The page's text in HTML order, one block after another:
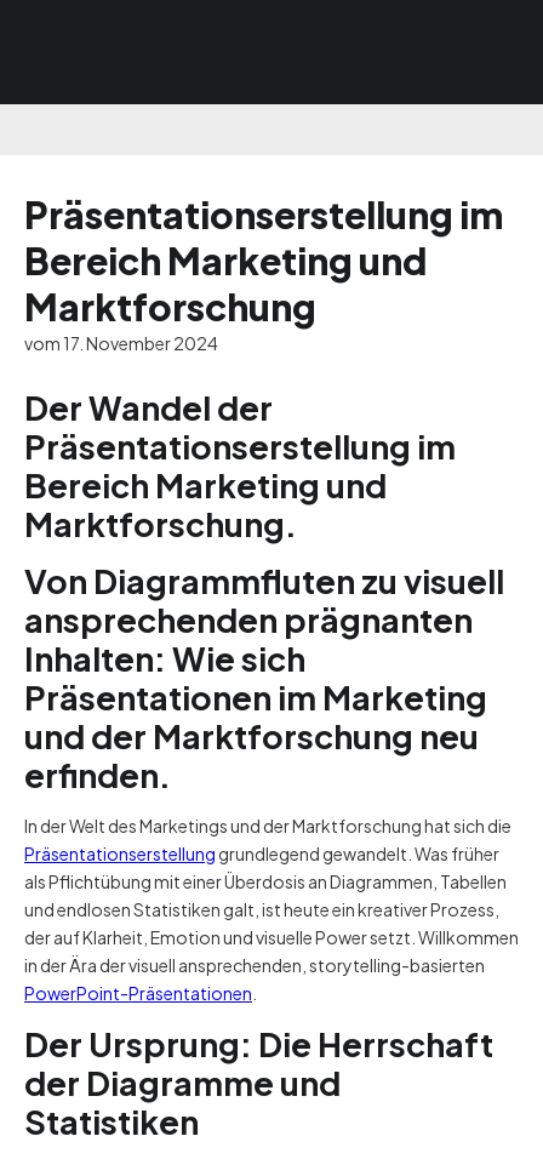
Präsentationserstellung im
Bereich Marketing und
Marktforschung
vom 17. November 2024
Der Wandel der
Präsentationserstellung im
Bereich Marketing und
Marktforschung.
Von Diagrammfluten zu visuell
ansprechenden prägnanten
Inhalten: Wie sich
Präsentationen im Marketing
und der Marktforschung neu
erfinden.
In der Welt des Marketings und der Marktforschung hat sich die
Präsentationserstellung grundlegend gewandelt. Was früher
als Pflichtübung mit einer Überdosis an Diagrammen, Tabellen
und endlosen Statistiken galt, ist heute ein kreativer Prozess,
der auf Klarheit, Emotion und visuelle Power setzt. Willkommen
in der Ära der visuell ansprechenden, storytelling-basierten
PowerPoint-Präsentationen
Der Ursprung: Die Herrschaft
der Diagramme und
Statistiken